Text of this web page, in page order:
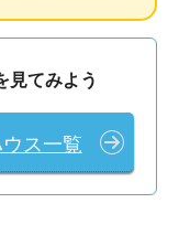
見てみよう
ス一覧